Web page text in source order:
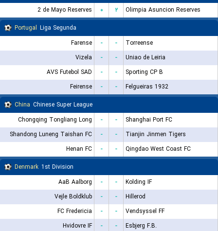
2 de Mayo Reserves
۰ ۲
Olimpia Asuncion Reserves
Portugal Liga Segunda
Farense
- -
Torreense
Vizela
- -
Uniao de Leiria
AVS Futebol SAD
- -
Sporting CP B
Feirense
- -
Felgueiras 1932
China Chinese Super League
Chongqing Tongliang Long
- -
Shanghai Port FC
Shandong Luneng Taishan FC
- -
Tianjin Jinmen Tigers
Henan FC
- -
Qingdao West Coast FC
Denmark 1st Division
AaB Aalborg
- -
Kolding IF
Vejle Boldklub
- -
Hillerod
FC Fredericia
- -
Vendsyssel FF
Hvidovre IF
- -
Esbjerg F.B.